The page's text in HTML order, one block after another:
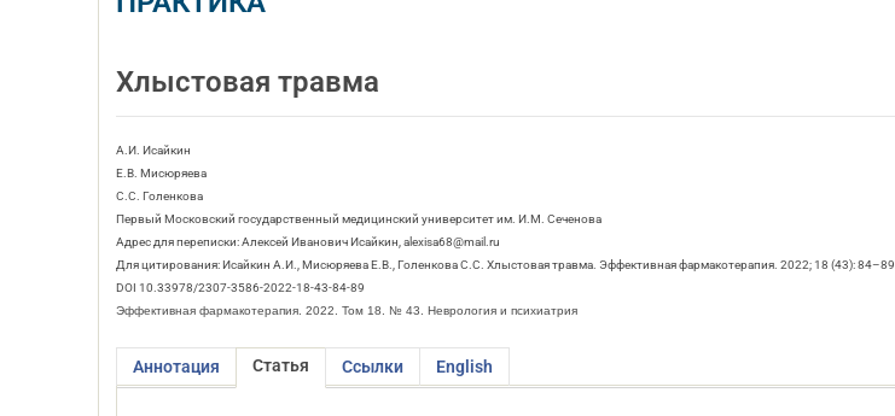
Хлыстовая травма
А.И. Исайкин
Е.В. Мисюряева
С.С. Голенкова
Первый Московский государственный медицинский университет им. И.М. Сеченова
Адрес для переписки: Алексей Иванович Исайкин, alexisa68@mail.ru
Для цитирования: Исайкин А.И., Мисюряева Е.В., Голенкова С.С. Хлыстовая травма. Эффективная фармакотерапия. 2022; 18 (43): 84–89.
DOI 10.33978/2307-3586-2022-18-43-84-89
Эффективная фармакотерапия. 2022. Том 18. № 43. Неврология и психиатрия
Аннотация Статья Ссылки English